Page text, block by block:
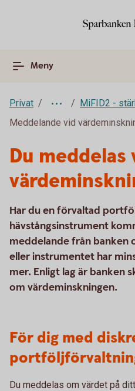
Meny
Privat
MiFID2 -
Meddelande vid
Du meddelas
Har du en förvaltad
hävstångsinstrument
meddelande från
eller instrumentet har
mer. Enligt lag är banken
om värdeminskningen.
För dig med
Du meddelas om värdet på